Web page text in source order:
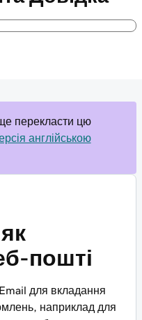
перекласти цю
англійською
пошті
для вкладання
наприклад для